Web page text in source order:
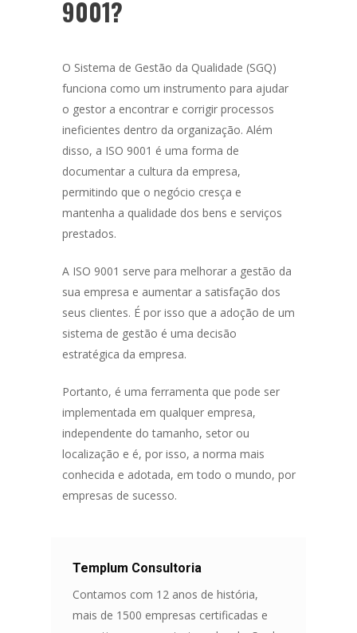
9001?
O Sistema de Gestão da Qualidade (SGQ)
funciona como um instrumento para ajudar
o gestor a encontrar e corrigir processos
ineficientes dentro da organização. Além
disso, a ISO 9001 é uma forma de
documentar a cultura da empresa,
permitindo que o negócio cresça e
mantenha a qualidade dos bens e serviços
prestados.
A ISO 9001 serve para melhorar a gestão da
sua empresa e aumentar a satisfação dos
seus clientes. É por isso que a adoção de um
sistema de gestão é uma decisão
estratégica da empresa.
Portanto, é uma ferramenta que pode ser
implementada em qualquer empresa,
independente do tamanho, setor ou
localização e é, por isso, a norma mais
conhecida e adotada, em todo o mundo, por
empresas de sucesso.
Templum Consultoria
Contamos com 12 anos de história,
mais de 1500 empresas certificadas e